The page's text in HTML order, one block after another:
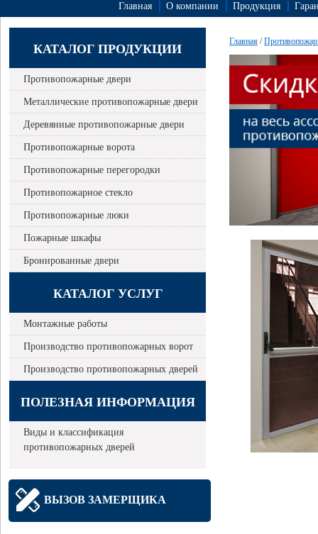
Главная О компании Продукция
КАТАЛОГ ПРОДУКЦИИ
Противопожарные двери
Металлические противопожарные двери
Деревянные противопожарные двери
Противопожарные ворота
Противопожарные перегородки
Противопожарное стекло
Противопожарные люки
Пожарные шкафы
Бронированные двери
КАТАЛОГ УСЛУГ
Монтажные работы
Производство противопожарных ворот
Производство противопожарных дверей
ПОЛЕЗНАЯ ИНФОРМАЦИЯ
Виды и классификация
противопожарных дверей
ВЫЗОВ ЗАМЕРЩИКА
Главная /